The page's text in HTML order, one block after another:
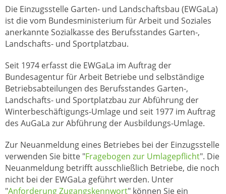
Die Einzugsstelle Garten- und Landschaftsbau (EWGaLa)
ist die vom Bundesministerium für Arbeit und Soziales
anerkannte Sozialkasse des Berufsstandes Garten-,
Landschafts- und Sportplatzbau.
Seit 1974 erfasst die EWGaLa im Auftrag der
Bundesagentur für Arbeit Betriebe und selbständige
Betriebsabteilungen des Berufsstandes Garten-,
Landschafts- und Sportplatzbau zur Abführung der
Winterbeschäftigungs-Umlage und seit 1977 im Auftrag
des AuGaLa zur Abführung der Ausbildungs-Umlage.
Zur Neuanmeldung eines Betriebes bei der Einzugsstelle
verwenden Sie bitte "Fragebogen zur Umlagepflicht". Die
Neuanmeldung betrifft ausschließlich Betriebe, die noch
nicht bei der EWGaLa geführt werden. Unter
"Anforderung Zugangskennwort" können Sie ein